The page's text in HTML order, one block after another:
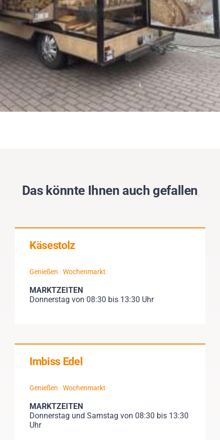
Das könnte Ihnen auch gefallen
Käsestolz
Genießen Wochenmarkt
MARKTZEITEN
Donnerstag von 08:30 bis 13:30 Uhr
Imbiss Edel
Genießen Wochenmarkt
MARKTZEITEN
Donnerstag und Samstag von 08:30 bis 13:30
Uhr